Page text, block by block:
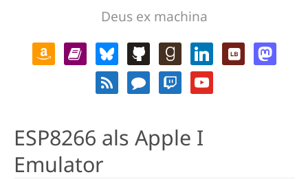
Deus ex machina
ESP8266 als Apple I
Emulator